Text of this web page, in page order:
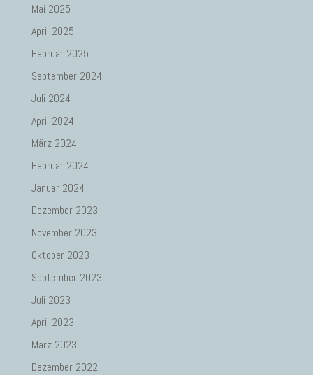
Mai 2025
April 2025
Februar 2025
September 2024
Juli 2024
April 2024
März 2024
Februar 2024
Januar 2024
Dezember 2023
November 2023
Oktober 2023
September 2023
Juli 2023
April 2023
März 2023
Dezember 2022